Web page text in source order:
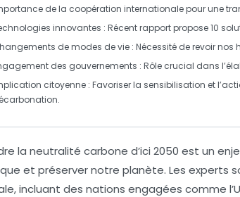
de la coopération internationale pour une
innovantes : Récent rapport propose 10
de modes de vie : Nécessité de revoir
des gouvernements : Rôle crucial dans
citoyenne : Favoriser la sensibilisation et
.
la neutralité carbone d’ici 2050 est un
et préserver notre planète. Les experts
, incluant des nations engagées comme